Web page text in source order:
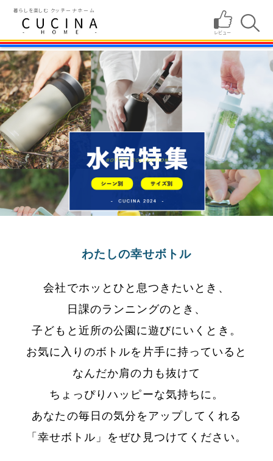
暮らしを楽しむ クッチーナホーム
わたしの幸せボトル
会社でホッとひと息つきたいとき、
日課のランニングのとき、
子どもと近所の公園に遊びにいくとき。
お気に入りのボトルを片手に持っていると
なんだか肩の力も抜けて
ちょっぴりハッピーな気持ちに。
あなたの毎日の気分をアップしてくれる
「幸せボトル」をぜひ見つけてください。